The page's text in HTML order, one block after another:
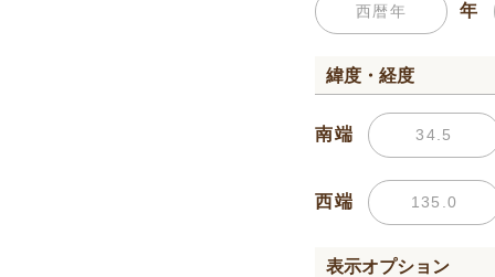
年
緯度・経度
南端
西端
表示オプション